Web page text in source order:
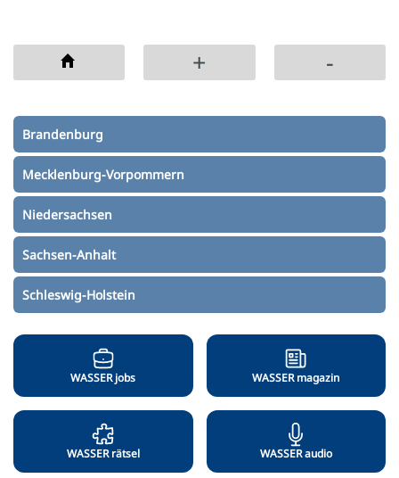
+ -
Brandenburg
Mecklenburg-Vorpommern
Niedersachsen
Sachsen-Anhalt
Schleswig-Holstein
WASSER jobs WASSER magazin
WASSER rätsel WASSER audio